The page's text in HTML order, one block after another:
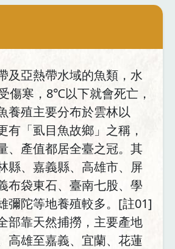
及亞熱帶水域的魚類，水
傷寒，8℃以下就會死亡，
養殖主要分布於雲林以
有「虱目魚故鄉」之稱，
、產值都居全臺之冠。其
縣、嘉義縣、高雄市、屏
布袋東石、臺南七股、學
彌陀等地養殖較多。[註01]
部靠天然捕撈，主要產地
高雄至嘉義、宜蘭、花蓮